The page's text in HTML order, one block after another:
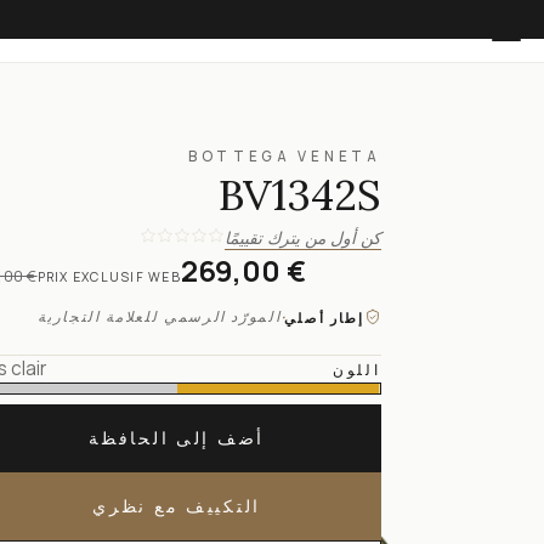
BOTTEGA VENETA
BV1342S
كن أول من يترك تقييمًا
€PRIX EXCLUSIF WEB269,00 €
إطار أصلي·المورّد الرسمي للعلامة التجارية
اللون clair
أضف إلى الحافظة
التكييف مع نظري